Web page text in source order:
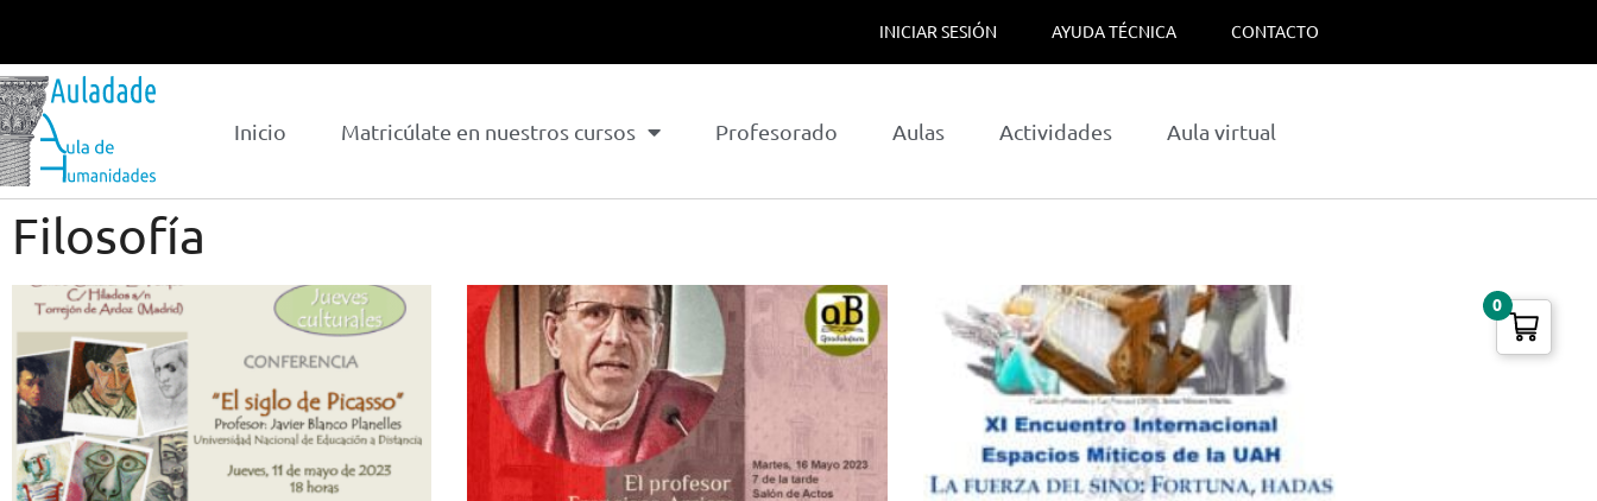
INICIAR SESIÓN AYUDA TÉCNICA CONTACTO
Inicio Matricúlate en nuestros cursos Profesorado Aulas Actividades Aula virtual
Filosofía
0